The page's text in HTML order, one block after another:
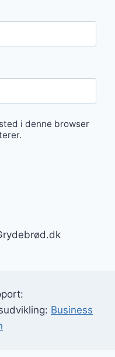
i denne browser
Business